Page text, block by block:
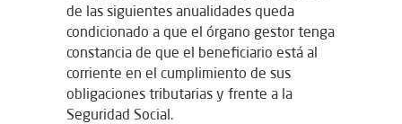
de las siguientes anualidades queda
condicionado a que el órgano gestor tenga
constancia de que el beneficiario está al
corriente en el cumplimiento de sus
obligaciones tributarias y frente a la
Seguridad Social.